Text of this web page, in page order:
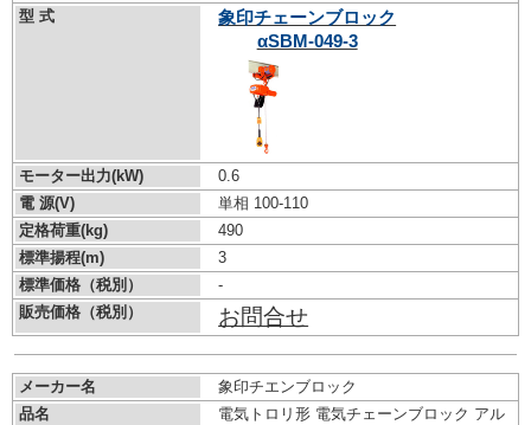
型 式
象印チェーンブロック
αSBM-049-3
モーター出力(kW)
0.6
電 源(V)
単相 100-110
定格荷重(kg)
490
標準揚程(m)
3
標準価格（税別）
-
販売価格（税別）
お問合せ
メーカー名
象印チエンブロック
品名
電気トロリ形 電気チェーンブロック アル